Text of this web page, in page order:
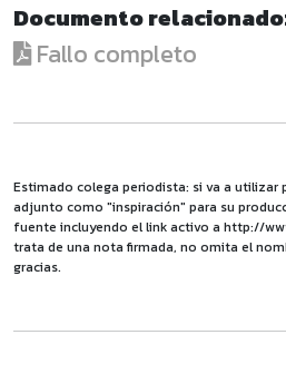
Documento
Fallo completo
Estimado colega periodista: si va a
adjunto como "inspiración" para su
fuente incluyendo el link activo a http://
trata de una nota firmada, no omita el
gracias.